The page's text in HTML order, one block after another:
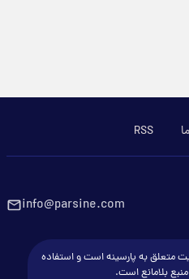
RSS
info@parsine.com
متعلق به پارسینه است و استفاده
بلامانع است.